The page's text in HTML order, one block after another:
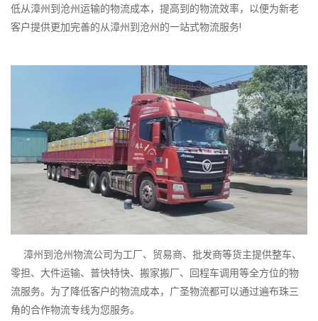
低从漳州到沧州运输的物流成本，提高到的物流效率，以便为新老
客户提供更加完善的从漳州到沧州的一站式物流服务!
漳州到沧州物流公司为工厂、贸易商、批发商等货主提供整车、
零担、大件运输、普快特快、搬家搬厂、回程车调用等全方位的物
流服务。为了降低客户的物流成本，广圣物流都可以通过遍布珠三
角的合作物流专线为您服务。